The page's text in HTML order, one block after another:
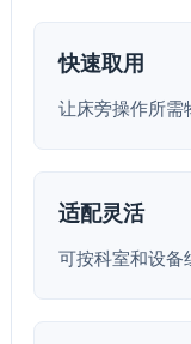
快速取用
让床旁操作所需
适配灵活
可按科室和设备